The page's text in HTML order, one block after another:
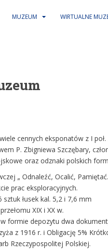
MUZEUM WIRTUALNE
cennych eksponatów z I
P. Zbigniewa Szczębary,
oraz odznaki polskich
„ Odnaleźć, Ocalić,
prac eksploracyjnych.
sztuk łusek kal. 5,2 i 7,6 mm
XIX i XX w.
formie depozytu dwa
z 1916 r. i Obligację 5%
Rzeczypospolitej Polskiej.